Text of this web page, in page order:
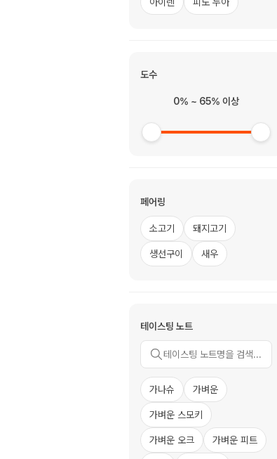
도수
0% ~ 65% 이상
페어링
소고기 돼지고기
생선구이 새우
테이스팅 노트
가나슈 가벼운
가벼운 스모키
가벼운 오크 가벼운 피트